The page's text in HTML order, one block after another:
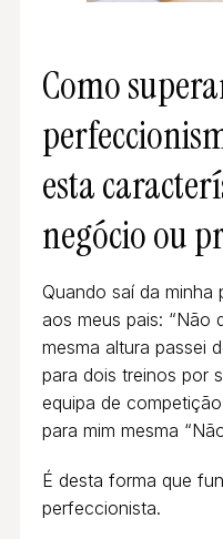
Como
esta
negócio ou
Quando saí da minha
aos meus pais: “Não
mesma altura passei
para dois treinos por
equipa de
para mim mesma
É desta forma que
perfeccionista.